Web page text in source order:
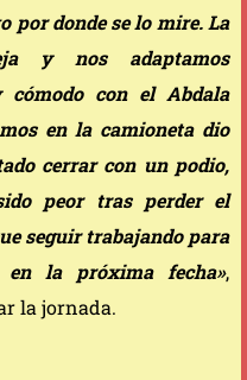
por donde se lo mire. La
y nos adaptamos
con el Abdala
en la camioneta dio
cerrar con un podio,
peor tras perder el
seguir trabajando para
la próxima fecha»,
la jornada.